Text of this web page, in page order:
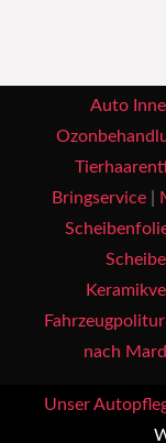
Auto
Bringservice|
Fahrzeugpolitur
nach
Unser